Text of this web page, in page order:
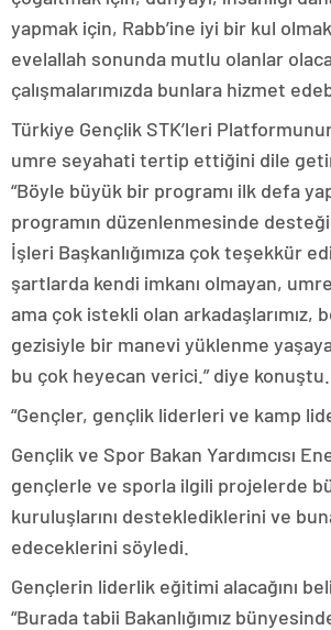
yapmak için, Rabb’ine iyi bir kul
evelallah sonunda mutlu olanlar
çalışmalarımızda bunlara hizmet
Türkiye Gençlik STK’leri
umre seyahati tertip ettiğini dile
“Böyle büyük bir programı ilk defa
programın düzenlenmesinde
İşleri Başkanlığımıza çok teşekkür
şartlarda kendi imkanı olmayan,
ama çok istekli olan arkadaşlarımız,
gezisiyle bir manevi yüklenme
bu çok heyecan verici.” diye konuştu.
“Gençler, gençlik liderleri ve kamp
Gençlik ve Spor Bakan Yardımcısı
gençlerle ve sporla ilgili projelerde
kuruluşlarını desteklediklerini ve
edeceklerini söyledi.
Gençlerin liderlik eğitimi alacağını
“Burada tabii Bakanlığımız